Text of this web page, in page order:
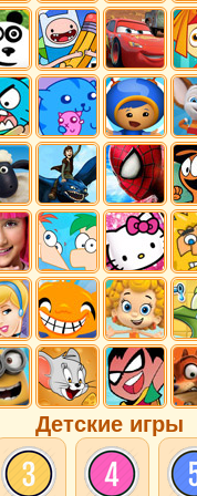
Детские игры